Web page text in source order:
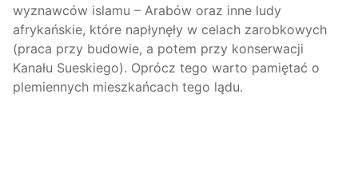
wyznawców islamu – Arabów oraz inne ludy
afrykańskie, które napłynęły w celach zarobkowych
(praca przy budowie, a potem przy konserwacji
Kanału Sueskiego). Oprócz tego warto pamiętać o
plemiennych mieszkańcach tego lądu.